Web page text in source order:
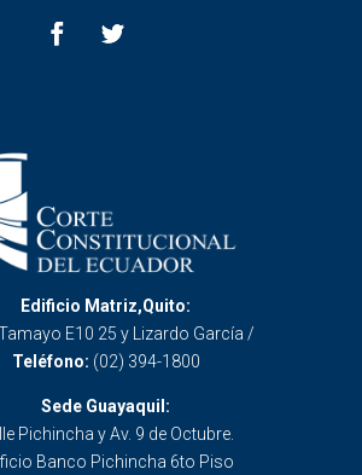
Edificio Matriz,Quito:
E10 25 y Lizardo García /
Teléfono: (02) 394-1800
Sede Guayaquil:
Pichincha y Av. 9 de Octubre.
Banco Pichincha 6to Piso